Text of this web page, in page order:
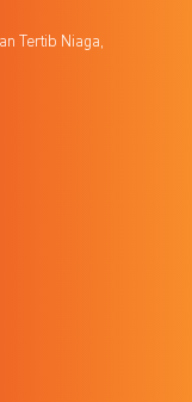
Tertib Niaga,